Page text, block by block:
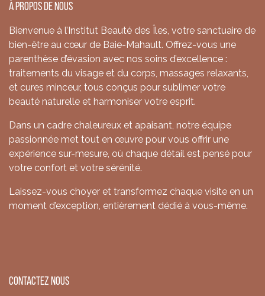
À propos de nous
Bienvenue à l’Institut Beauté des Îles, votre sanctuaire de
bien-être au cœur de Baie-Mahault. Offrez-vous une
parenthèse d’évasion avec nos soins d’excellence :
traitements du visage et du corps, massages relaxants,
et cures minceur, tous conçus pour sublimer votre
beauté naturelle et harmoniser votre esprit.
Dans un cadre chaleureux et apaisant, notre équipe
passionnée met tout en œuvre pour vous offrir une
expérience sur-mesure, où chaque détail est pensé pour
votre confort et votre sérénité.
Laissez-vous choyer et transformez chaque visite en un
moment d’exception, entièrement dédié à vous-même.
Contactez nous